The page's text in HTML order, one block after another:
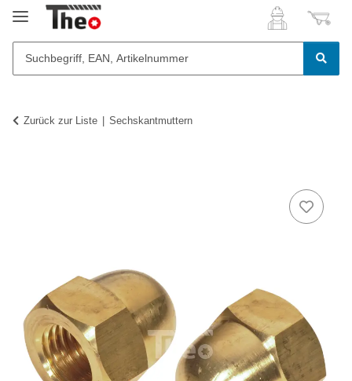
Zurück zur Liste Sechskantmuttern